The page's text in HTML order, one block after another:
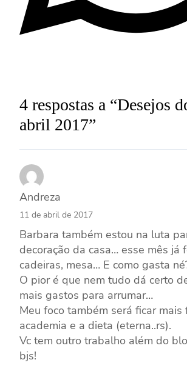
4 respostas a “Desejos
abril 2017”
Andreza
11 de abril de 2017
Barbara também estou na luta
decoração da casa… esse mês já
cadeiras, mesa… E como gasta
O pior é que nem tudo dá certo
mais gastos para arrumar…
Meu foco também será ficar mais
academia e a dieta (eterna..rs).
Vc tem outro trabalho além do
bjs!